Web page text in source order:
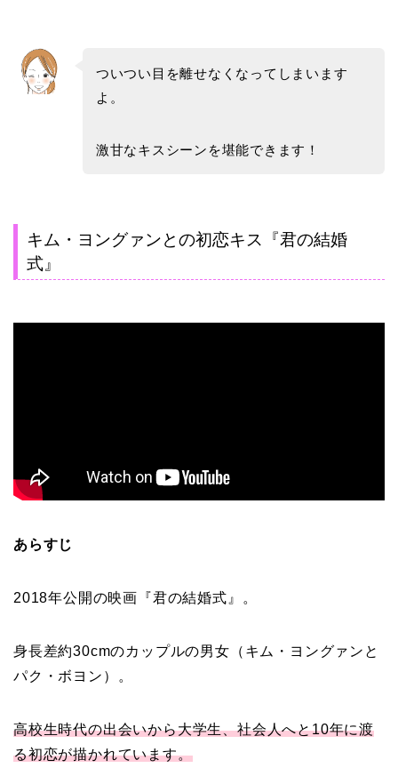
ついつい目を離せなくなってしまいます
よ。
激甘なキスシーンを堪能できます！
キム・ヨングァンとの初恋キス『君の結婚
式』
あらすじ
2018年公開の映画『君の結婚式』。
身長差約30cmのカップルの男女（キム・ヨングァンと
パク・ボヨン）。
高校生時代の出会いから大学生、社会人へと10年に渡
る初恋が描かれています。